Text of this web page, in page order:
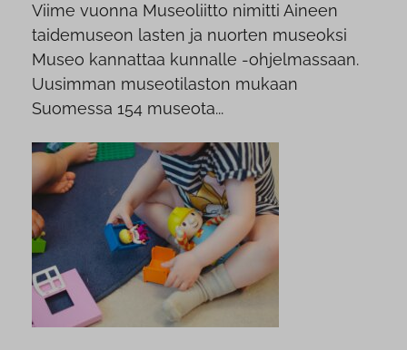
Viime vuonna Museoliitto nimitti Aineen
taidemuseon lasten ja nuorten museoksi
Museo kannattaa kunnalle -ohjelmassaan.
Uusimman museotilaston mukaan
Suomessa 154 museota...